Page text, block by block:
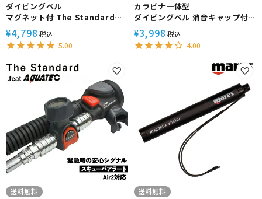
ダイビングベル
マグネット付 The Standard
ザ・スタンダード ダイビング ア
クセサリー パーツ ベル
¥4,798 税込
5.00
カラビナ一体型
ダイビングベル 消音キャップ付
き The Standard ザ・スタンダ
ード
¥3,998 税込
4.00
送料無料 送料無料